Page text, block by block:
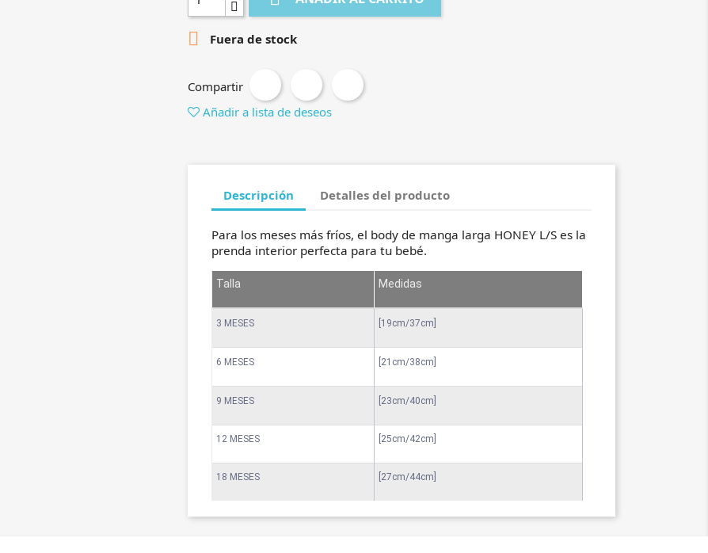
 Fuera de stock
Compartir
Añadir a lista de deseos
Descripción Detalles del producto
Para los meses más fríos, el body de manga larga HONEY L/S es la
prenda interior perfecta para tu bebé.
Talla Medidas
3 MESES [19cm/37cm]
6 MESES [21cm/38cm]
9 MESES [23cm/40cm]
12 MESES [25cm/42cm]
18 MESES [27cm/44cm]